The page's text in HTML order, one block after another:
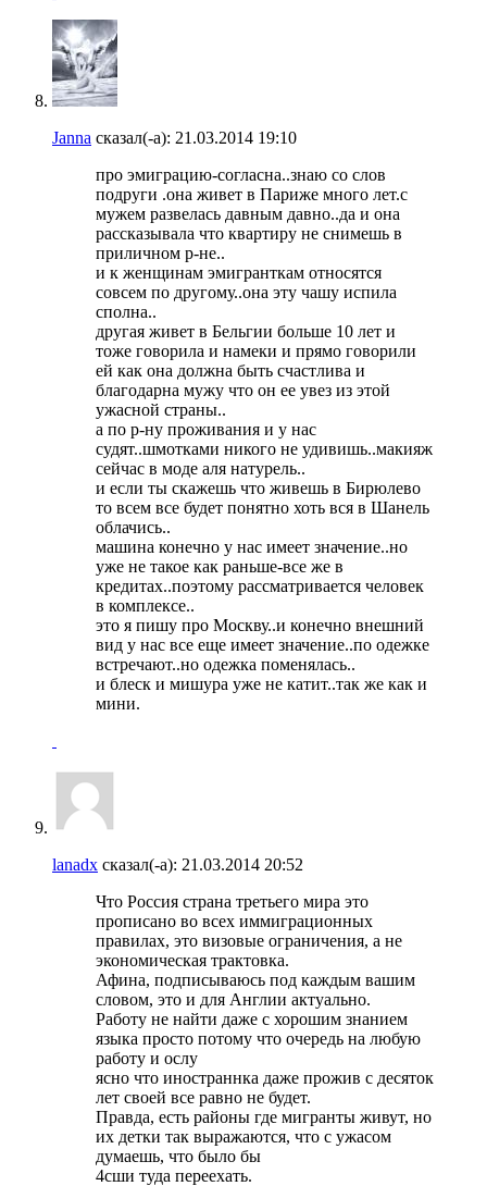
Janna сказал(-а): 21.03.2014 19:10
про эмиграцию-согласна..знаю со слов
подруги .она живет в Париже много лет.с
мужем развелась давным давно..да и она
рассказывала что квартиру не снимешь в
приличном р-не..
и к женщинам эмигранткам относятся
совсем по другому..она эту чашу испила
сполна..
другая живет в Бельгии больше 10 лет и
тоже говорила и намеки и прямо говорили
ей как она должна быть счастлива и
благодарна мужу что он ее увез из этой
ужасной страны..
а по р-ну проживания и у нас
судят..шмотками никого не удивишь..макияж
сейчас в моде аля натурель..
и если ты скажешь что живешь в Бирюлево
то всем все будет понятно хоть вся в Шанель
облачись..
машина конечно у нас имеет значение..но
уже не такое как раньше-все же в
кредитах..поэтому рассматривается человек
в комплексе..
это я пишу про Москву..и конечно внешний
вид у нас все еще имеет значение..по одежке
встречают..но одежка поменялась..
и блеск и мишура уже не катит..так же как и
мини.
lanadx сказал(-а): 21.03.2014 20:52
Что Россия страна третьего мира это
прописано во всех иммиграционных
правилах, это визовые ограничения, а не
экономическая трактовка.
Афина, подписываюсь под каждым вашим
словом, это и для Англии актуально.
Работу не найти даже с хорошим знанием
языка просто потому что очередь на любую
работу и ослу
ясно что иностраннка даже прожив с десяток
лет своей все равно не будет.
Правда, есть районы где мигранты живут, но
их детки так выражаются, что с ужасом
думаешь, что было бы
4сши туда переехать.